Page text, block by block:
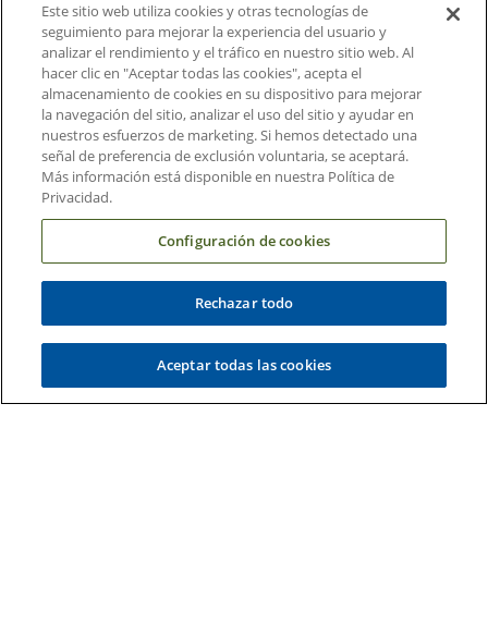
Planes de Pago y Asistencia Financiera
Transparencia en los Precios
Términos y Condiciones
Política de Privacidad del Sitio Web
Información y contacto
Acerca de Duke Health
Contáctenos
Sala de Prensa de Duke Health
Suscripción al Correo Electrónico
Médicos Derivadores
Este sitio web utiliza cookies y otras tecnologías de
seguimiento para mejorar la experiencia del usuario y
analizar el rendimiento y el tráfico en nuestro sitio web. Al
hacer clic en "Aceptar todas las cookies", acepta el
almacenamiento de cookies en su dispositivo para mejorar
la navegación del sitio, analizar el uso del sitio y ayudar en
nuestros esfuerzos de marketing. Si hemos detectado una
señal de preferencia de exclusión voluntaria, se aceptará.
Más información está disponible en nuestra Política de
Privacidad.
Configuración de cookies
Rechazar todo
Aceptar todas las cookies